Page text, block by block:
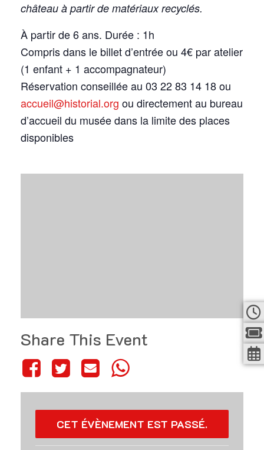
château à partir de matériaux recyclés.
À partir de 6 ans. Durée : 1h
Compris dans le billet d’entrée ou 4€ par atelier
(1 enfant + 1 accompagnateur)
Réservation conseillée au 03 22 83 14 18 ou
accueil@historial.org ou directement au bureau
d’accueil du musée dans la limite des places
disponibles
Share This Event
CET ÉVÈNEMENT EST PASSÉ.